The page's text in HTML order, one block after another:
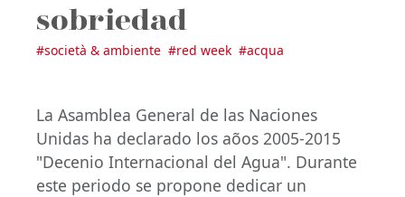
sobriedad
#società & ambiente #red week #acqua
La Asamblea General de las Naciones
Unidas ha declarado los aõos 2005-2015
"Decenio Internacional del Agua". Durante
este periodo se propone dedicar un